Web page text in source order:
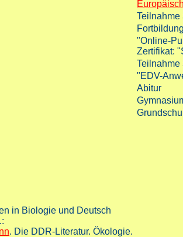
Teilnahme
"Online-
Zertifikat:
Teilnahme
"EDV-
Abitur
in Biologie und Deutsch
. Die DDR-Literatur. Ökologie.